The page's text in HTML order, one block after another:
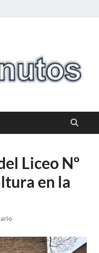
Liceo Nº
en la